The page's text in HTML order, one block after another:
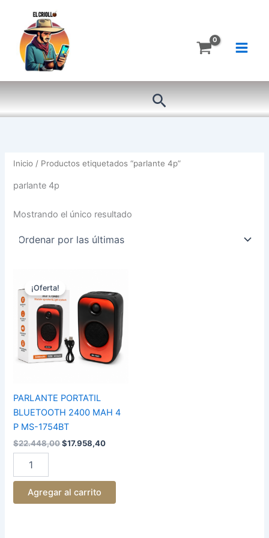
contenido
Buscar
Inicio / Productos etiquetados “parlante 4p”
parlante 4p
Mostrando el único resultado
¡Oferta!
PARLANTE PORTATIL
BLUETOOTH 2400 MAH 4
P MS-1754BT
$22.448,00
original
era:
$22.448,00.
$17.958,40
actual
es:
$17.958,40.
PORTATIL
BLUETOOTH
2400
MAH
MS-
Agregar al carrito